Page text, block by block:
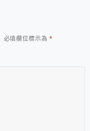
必填欄位標示為*